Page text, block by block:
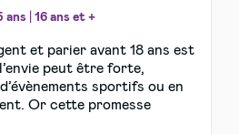
ans 16 ans et +
et parier avant 18 ans est
peut être forte,
sportifs ou en
Or cette promesse